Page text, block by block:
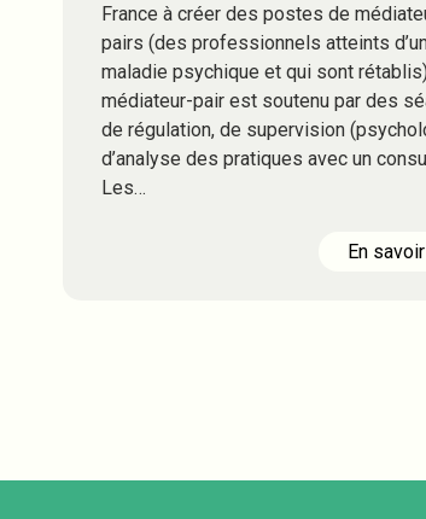
France à créer des postes de
pairs (des professionnels atteints
maladie psychique et qui sont
médiateur-pair est soutenu par des
de régulation, de supervision
d’analyse des pratiques avec un
Les…
En